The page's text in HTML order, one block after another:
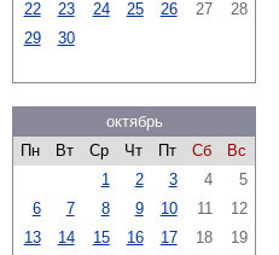
22
23 24 25 26 27
28
29
30
октябрь
Пн
Вт Ср Чт Пт Сб
Вс
1
2 3 4
5
6
7 8 9 10 11
12
13
14 15 16 17 18
19